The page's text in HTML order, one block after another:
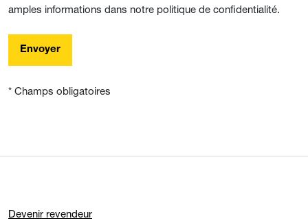
amples informations dans notre politique de confidentialité.
Envoyer
* Champs obligatoires
Devenir revendeur